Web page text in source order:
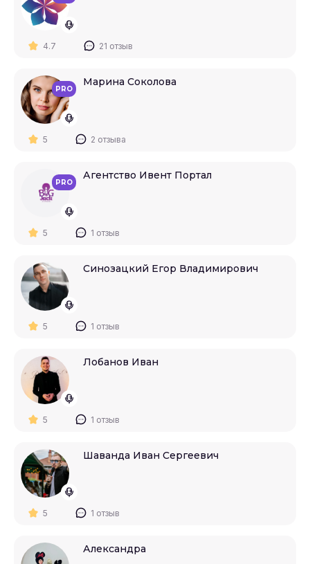
4.7 21 отзыв
PRO
Марина Соколова
5 2 отзыва
PRO
Агентство Ивент Портал
5 1 отзыв
Синозацкий Егор Владимирович
5 1 отзыв
Лобанов Иван
5 1 отзыв
Шаванда Иван Сергеевич
5 1 отзыв
Александра